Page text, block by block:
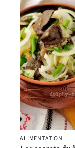
ALIMENTATION